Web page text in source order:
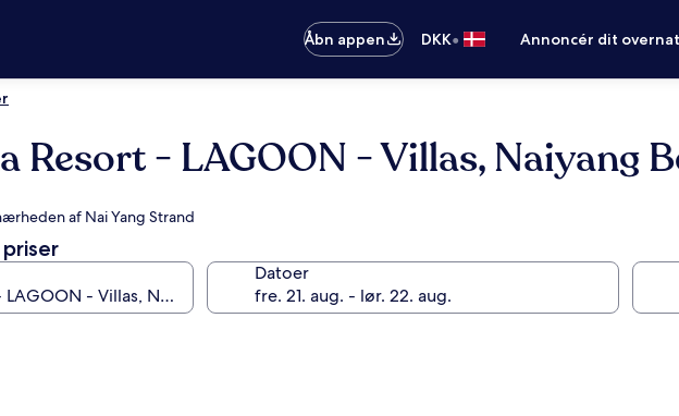
Åbn appen
DKK• Annoncér dit
Resort - LAGOON - Villas, Naiyang
af Nai Yang Strand
Datoer